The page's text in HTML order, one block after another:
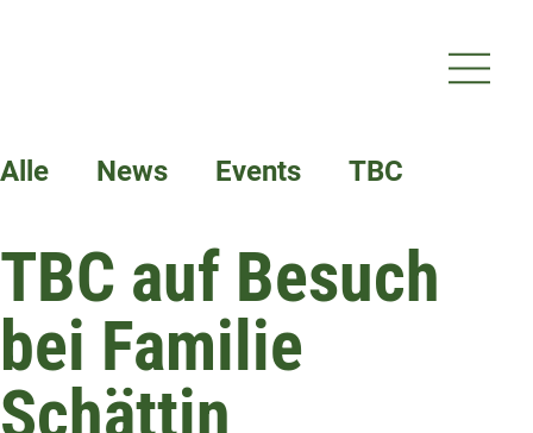
Alle News Events TBC
Termine
TBC auf Besuch
bei Familie
Schättin